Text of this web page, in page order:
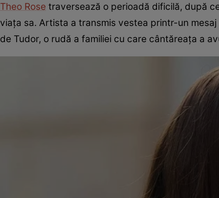
Theo Rose traversează o perioadă dificilă, după
viața sa. Artista a transmis vestea printr-un
de Tudor, o rudă a familiei cu care cântăreața a